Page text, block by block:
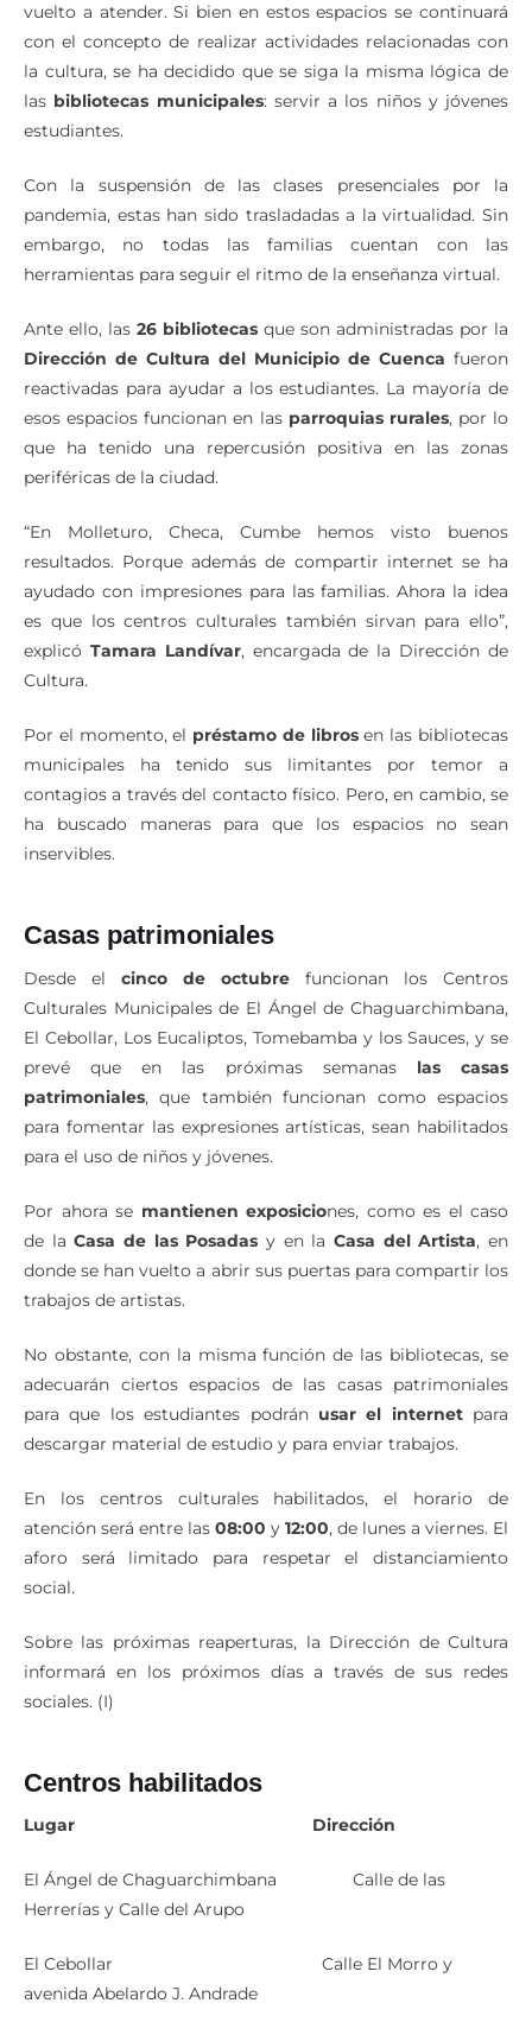
vuelto a atender. Si bien en estos espacios se continuará
con el concepto de realizar actividades relacionadas con
la cultura, se ha decidido que se siga la misma lógica de
las bibliotecas municipales: servir a los niños y jóvenes
estudiantes.
Con la suspensión de las clases presenciales por la
pandemia, estas han sido trasladadas a la virtualidad. Sin
embargo, no todas las familias cuentan con las
herramientas para seguir el ritmo de la enseñanza virtual.
Ante ello, las 26 bibliotecas que son administradas por la
Dirección de Cultura del Municipio de Cuenca fueron
reactivadas para ayudar a los estudiantes. La mayoría de
esos espacios funcionan en las parroquias rurales, por lo
que ha tenido una repercusión positiva en las zonas
periféricas de la ciudad.
“En Molleturo, Checa, Cumbe hemos visto buenos
resultados. Porque además de compartir internet se ha
ayudado con impresiones para las familias. Ahora la idea
es que los centros culturales también sirvan para ello”,
explicó Tamara Landívar, encargada de la Dirección de
Cultura.
Por el momento, el préstamo de librosen las bibliotecas
municipales ha tenido sus limitantes por temor a
contagios a través del contacto físico. Pero, en cambio, se
ha buscado maneras para que los espacios no sean
inservibles.
Casas patrimoniales
Desde el cinco de octubre funcionan los Centros
Culturales Municipales de El Ángel de Chaguarchimbana,
El Cebollar, Los Eucaliptos, Tomebamba y los Sauces, y se
prevé que en las próximas semanaslas casas
patrimoniales, que también funcionan como espacios
para fomentar las expresiones artísticas, sean habilitados
para el uso de niños y jóvenes.
Por ahora se mantienen exposiciones, como es el caso
de laCasa de las Posadas y en la Casa del Artista, en
donde se han vuelto a abrir sus puertas para compartir los
trabajos de artistas.
No obstante, con la misma función de las bibliotecas, se
adecuarán ciertos espacios de las casas patrimoniales
para que los estudiantes podrán usar el internetpara
descargar material de estudio y para enviar trabajos.
En los centros culturales habilitados, el horario de
atención será entre las 08:00 y 12:00, de lunes a viernes. El
aforo será limitado para respetar el distanciamiento
social.
Sobre las próximas reaperturas, la Dirección de Cultura
informará en los próximos días a través de sus redes
sociales. (I)
Centros habilitados
Lugar Dirección
El Ángel de Chaguarchimbana Calle de las
Herrerías y Calle del Arupo
El Cebollar Calle El Morro y
avenida Abelardo J. Andrade